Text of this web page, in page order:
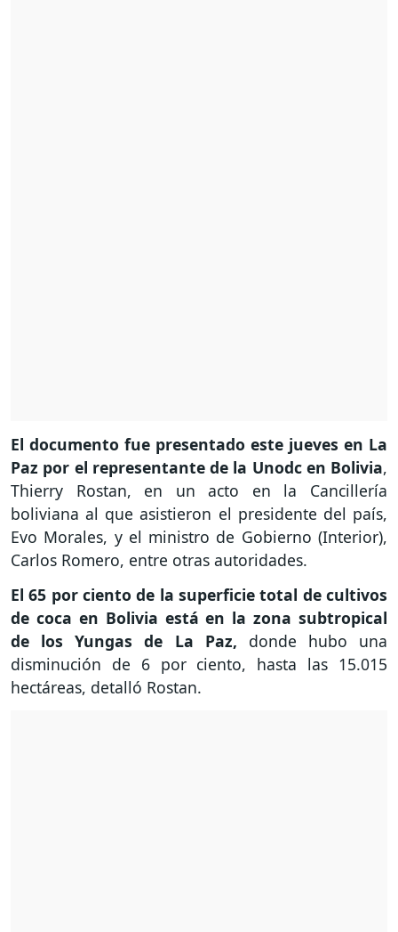
El documento fue presentado este jueves en La
Paz por el representante de la Unodc en Bolivia,
Thierry Rostan, en un acto en la Cancillería
boliviana al que asistieron el presidente del país,
Evo Morales, y el ministro de Gobierno (Interior),
Carlos Romero, entre otras autoridades.
El 65 por ciento de la superficie total de cultivos
de coca en Bolivia está en la zona subtropical
de los Yungas de La Paz, donde hubo una
disminución de 6 por ciento, hasta las 15.015
hectáreas, detalló Rostan.